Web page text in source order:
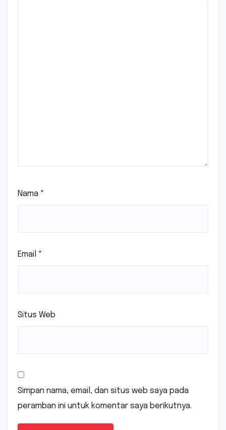
Nama *
Email *
Situs Web
Simpan nama, email, dan situs web saya pada
peramban ini untuk komentar saya berikutnya.